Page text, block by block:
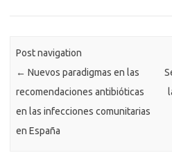
Post navigation
← Nuevos paradigmas en las
recomendaciones antibióticas
en las infecciones comunitarias
en España